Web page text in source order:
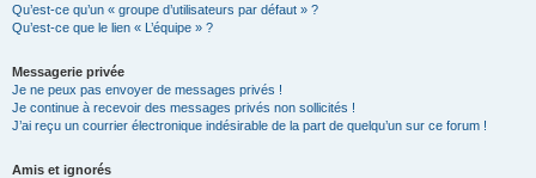
Qu’est-ce qu’un « groupe d’utilisateurs par défaut » ?
Qu’est-ce que le lien « L’équipe » ?
Messagerie privée
Je ne peux pas envoyer de messages privés !
Je continue à recevoir des messages privés non sollicités !
J’ai reçu un courrier électronique indésirable de la part de quelqu’un sur ce forum !
Amis et ignorés